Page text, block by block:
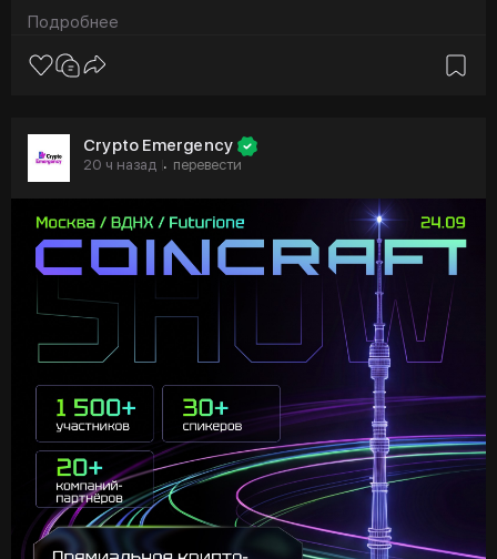
может измениться в любой момент: кошелёк способен
получить средства из сомнительного источника или
оказаться связанным с санкционными, мошенническими
или взломанными адресами уже после проверки.
Профиль».
Она позволяет не просто проверить адрес, а
настроить постоянный мониторинг под ваши
требования:
⚫️ самостоятельно определить допустимый уровень
риска;
⚫️ выбрать, какие категории рисков и сущностей
считаются критичными;
⚫️ адаптировать настройки под требования вашей
компании и юрисдикции.
Так вы не пропустите появление новых рисков и
сможете вовремя отреагировать.
✔️ Настройте свой первый Риск Профиль всего за пару
минут:
https://coinkyt.com/ecosystem#pro
Подробнее
Crypto Emergency
20 ч назад · перевести